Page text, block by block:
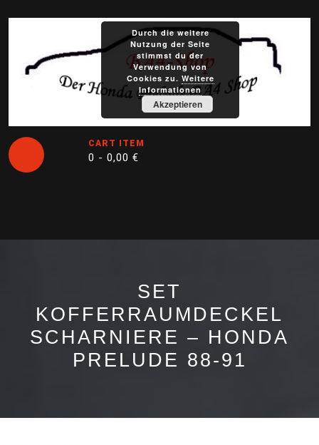
CART ITEM
0 - 0,00 €
Button
SET
KOFFERRAUMDECKEL
SCHARNIERE – HONDA
PRELUDE 88-91
Durch die weitere
Nutzung der Seite
stimmst du der
Verwendung von
Cookies zu. Weitere
Informationen
Akzeptieren